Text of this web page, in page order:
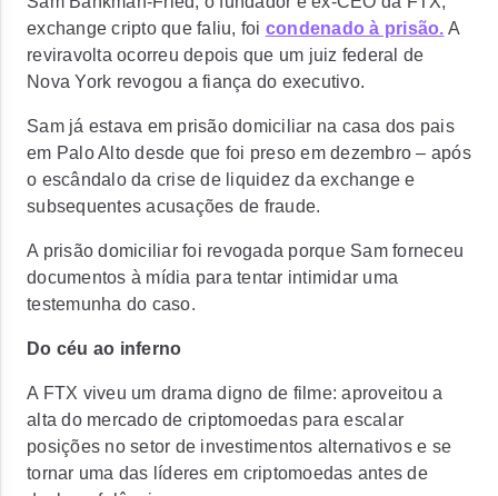
exchange cripto que faliu, foi condenado à prisão. A
reviravolta ocorreu depois que um juiz federal de
Nova York revogou a fiança do executivo.
Sam já estava em prisão domiciliar na casa dos pais
em Palo Alto desde que foi preso em dezembro – após
o escândalo da crise de liquidez da exchange e
subsequentes acusações de fraude.
A prisão domiciliar foi revogada porque Sam forneceu
documentos à mídia para tentar intimidar uma
testemunha do caso.
Do céu ao inferno
A FTX viveu um drama digno de filme: aproveitou a
alta do mercado de criptomoedas para escalar
posições no setor de investimentos alternativos e se
tornar uma das líderes em criptomoedas antes de